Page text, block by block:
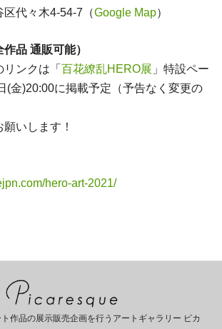
代々木4-54-7（Google Map）
品 通販可能）
ンクは「 百花繚乱HERO展 」特設ペー
(金)20:00に掲載予定（予告なく変更の
いします！
hero-art-2021/
作品の展示販売企画を行うアートギャラリー ピカ